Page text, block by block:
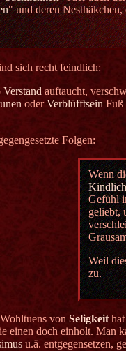
" und deren
sich recht feindlich:
Verstand auftaucht,
oderVerblüfftsein Fuß
Folgen:
Wenn
Gefühl
geliebt,
Weil
zu.
vonSeligkeithat
einen doch einholt. Man
u.ä. entgegensetzen,